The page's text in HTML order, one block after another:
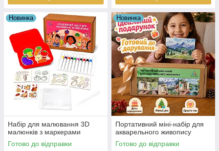
Новинка
Набір для малювання 3D
малюнків з маркерами
Готово до відправки
Новинка
Портативний міні-набір для
акварельного живопису
Готово до відправки